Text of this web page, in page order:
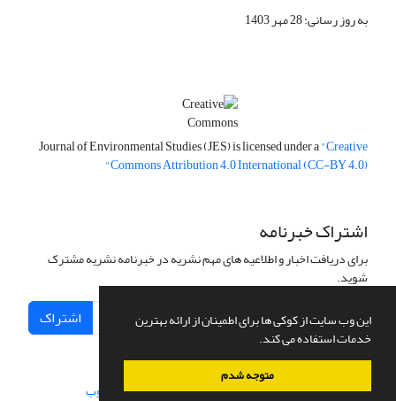
این وب سایت از کوکی ها برای اطمینان از ارائه بهترین
خدمات استفاده می کند.
متوجه شدم
به روز رسانی: 28 مهر 1403
Journal of Environmental Studies (JES) is licensed under a"Creative
Commons Attribution 4.0 International (CC-BY 4.0)"
اشتراک خبرنامه
برای دریافت اخبار و اطلاعیه های مهم نشریه در خبرنامه نشریه مشترک
شوید.
اشتراک
سامانه مدیریت نشریات علمی.طراحی و پیاده سازی از سیناوب